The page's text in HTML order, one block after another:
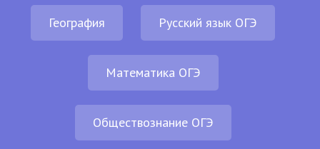
География Русский язык ОГЭ
Математика ОГЭ
Обществознание ОГЭ